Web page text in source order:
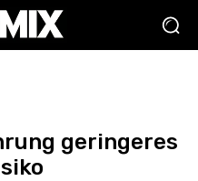
geringeres